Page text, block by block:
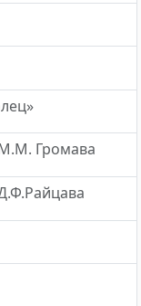
Громава